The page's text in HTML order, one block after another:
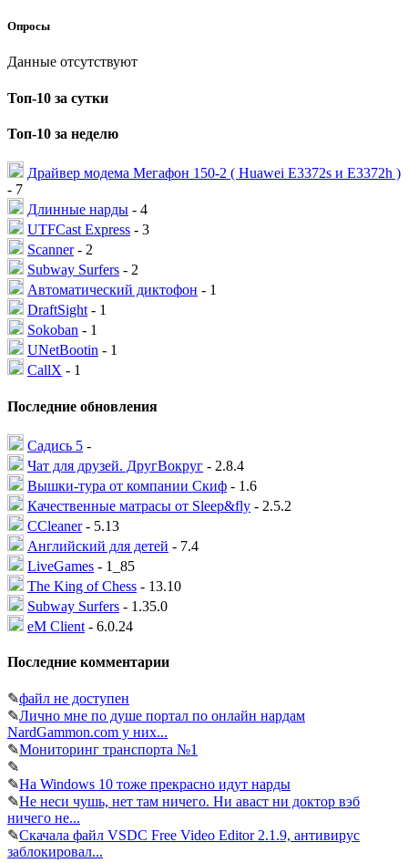
Опросы
Данные отсутствуют
Топ-10 за сутки
Топ-10 за неделю
Драйвер модема Мегафон 150-2 ( Huawei E3372s и E3372h )
- 7
Длинные нарды - 4
UTFCast Express - 3
Scanner- 2
Subway Surfers - 2
Автоматический диктофон - 1
DraftSight - 1
Sokoban - 1
UNetBootin - 1
CallX - 1
Последние обновления
Садись 5 -
Чат для друзей. ДругВокруг - 2.8.4
Вышки-тура от компании Скиф - 1.6
Качественные матрасы от Sleep&fly - 2.5.2
CCleaner- 5.13
Английский для детей - 7.4
LiveGames - 1_85
The King of Chess - 13.10
Subway Surfers - 1.35.0
eM Client - 6.0.24
Последние комментарии
✎файл не доступен
✎Лично мне по душе портал по онлайн нардам
NardGammon.com у них...
✎Мониторинг транспорта №1
✎
✎На Windows 10 тоже прекрасно идут нарды
✎Не неси чушь, нет там ничего. Ни аваст ни доктор вэб
ничего не...
✎Скачала файл VSDC Free Video Editor 2.1.9, антивирус
заблокировал...